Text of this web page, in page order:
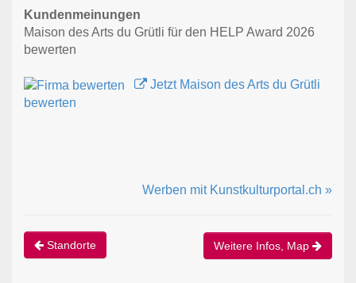
Kundenmeinungen
Maison des Arts du Grütli für den HELP Award 2026
bewerten
Jetzt Maison des Arts du Grütli
bewerten
Werben mit Kunstkulturportal.ch »
Standorte Weitere Infos, Map